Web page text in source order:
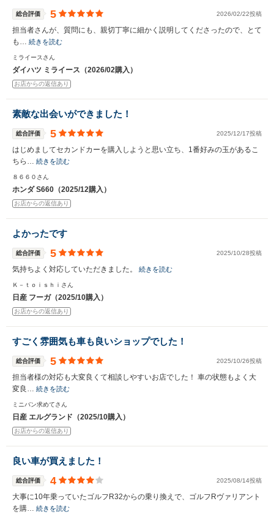
総合評価 5 2026/02/22投稿
担当者さんが、質問にも、親切丁寧に細かく説明してくださったので、とて
も… 続きを読む
ミライースさん
ダイハツ ミライース（2026/02購入）
お店からの返信あり
素敵な出会いができました！
総合評価 5 2025/12/17投稿
はじめましてセカンドカーを購入しようと思い立ち、1番好みの玉があるこ
ちら… 続きを読む
８６６０さん
ホンダ S660（2025/12購入）
お店からの返信あり
よかったです
総合評価 5 2025/10/28投稿
気持ちよく対応していただきました。 続きを読む
Ｋ－ｔｏｉｓｈｉさん
日産 フーガ（2025/10購入）
お店からの返信あり
すごく雰囲気も車も良いショップでした！
総合評価 5 2025/10/26投稿
担当者様の対応も大変良くて相談しやすいお店でした！ 車の状態もよく大
変良… 続きを読む
ミニバン求めてさん
日産 エルグランド（2025/10購入）
お店からの返信あり
良い車が買えました！
総合評価 4 2025/08/14投稿
大事に10年乗っていたゴルフR32からの乗り換えで、ゴルフRヴァリアント
を購… 続きを読む